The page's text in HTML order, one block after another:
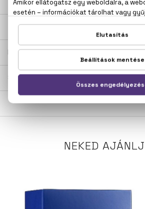
LEÍRÁS
ÉRTÉKELÉSEK (0)
SZÁLLÍTÁS
NEKED